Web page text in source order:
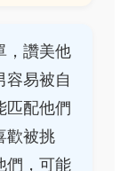
，讚美他
容易被自
匹配他們
歡被挑
們，可能